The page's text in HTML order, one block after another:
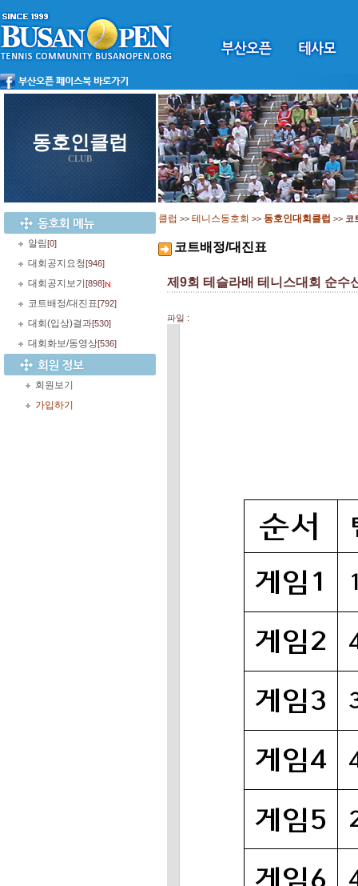
동호인클럽
CLUB
알림[0]
대회공지요청[946]
대회공지보기 [898]
코트배정/대진표[792]
대회(입상)결과[530]
대회화보/동영상[536]
회원보기
가입하기
클럽 >> 테니스동호회 >> 동호인대회클럽 >> 코
코트배정/대진표
제9회 테슬라배 테니스대회 순수
파일 :